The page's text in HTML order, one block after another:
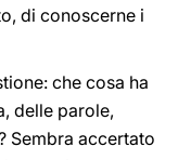
di conoscerne i
che cosa ha
delle parole,
Sembra accertato